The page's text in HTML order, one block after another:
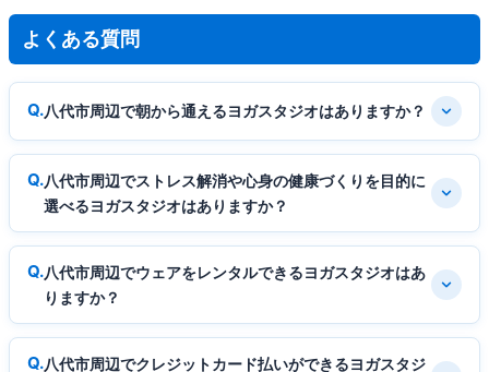
よくある質問
八代市周辺で朝から通えるヨガスタジオはありますか？
八代市周辺でストレス解消や心身の健康づくりを目的に
選べるヨガスタジオはありますか？
八代市周辺でウェアをレンタルできるヨガスタジオはあ
りますか？
八代市周辺でクレジットカード払いができるヨガスタジ